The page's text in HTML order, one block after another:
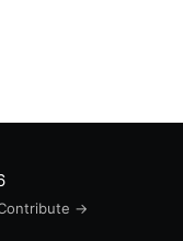
.)에서 Microsoft
→